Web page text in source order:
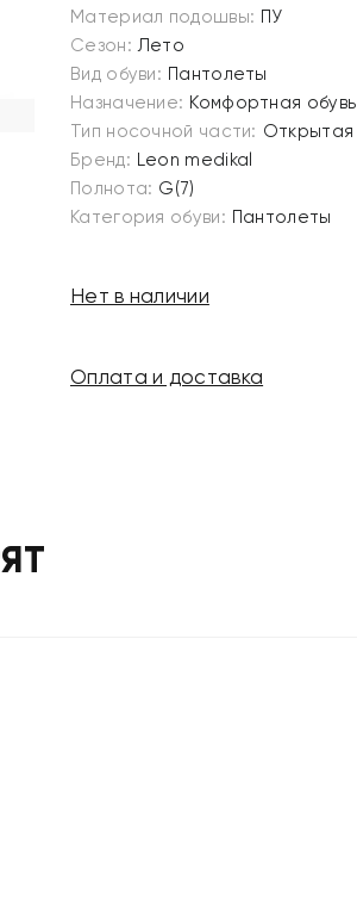
Материал подошвы: ПУ
Сезон: Лето
Вид обуви: Пантолеты
Назначение: Комфортная обувь
Тип носочной части: Открытая
Бренд: Leon medikal
Полнота: G(7)
Категория обуви: Пантолеты
Нет в наличии
Оплата и доставка